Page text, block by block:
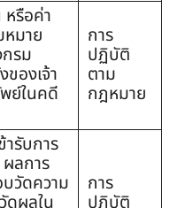
หรือค่า
มาย
รม
องเจ้า
ย์ในคดี
การ
ปฏิบัติ
ตาม
กฎหมาย
ารับการ
ลการ
บวัดความ การ